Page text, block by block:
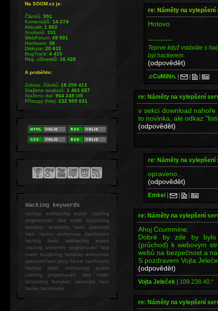
re: Náměty na vylepšení
Hotovo
----------
Teprve když vstáváte s
být hackerem.
(odpovědět)
.cCuMiNn. | | |
re: Náměty na vylepšení
v sekci download
to novinka, ale odkaz
(odpovědět)
re: Náměty na vylepšení
opraveno...
(odpovědět)
Emkei | | |
re: Náměty na vylepšení
Ahoj Ccummine.
Dobré by zde by bylo
(průchod) k webovým
webů na bezpečnost a
S pozdravem Vojta
(odpovědět)
Vojta Jeleček | 109.238.40.*
re: Náměty na vylepšení
Na SOOM.cz je:
Článků:991
Komentářů:14 274
Aktualit:1 862
Souborů:151
WebForum:49 501
Hardware:38
Diskuze:20 632
BugTrack:4 415
Reg. uživatelů:16 428
A proběhlo:
Zobraz. článků:18 259 413
Staženo souborů:1 463 657
Staženo dat:964 249MB
Přístupy (hits):232 909 031
Hacking keywords
hackingwebhacking exploit cracking
programování fake mailer lockpicking
bumpkey anonymity heslo password
hackhacker anonymous hackforums
hackingheslo webhacking exploit
cracking anonymity programování fake
mailer lockpicking bumpkey anonymous
password hack proxy hacker hackforums
hacking heslo webhacking exploit
cracking programování fake mailer
lockpicking bumpkey password hack
hackerhackforums